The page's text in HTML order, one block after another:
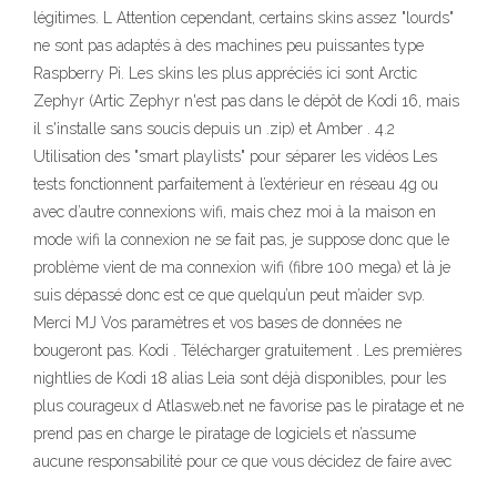
légitimes. L Attention cependant, certains skins assez "lourds"
ne sont pas adaptés à des machines peu puissantes type
Raspberry Pi. Les skins les plus appréciés ici sont Arctic
Zephyr (Artic Zephyr n'est pas dans le dépôt de Kodi 16, mais
il s'installe sans soucis depuis un .zip) et Amber . 4.2
Utilisation des "smart playlists" pour séparer les vidéos Les
tests fonctionnent parfaitement à l’extérieur en réseau 4g ou
avec d’autre connexions wifi, mais chez moi à la maison en
mode wifi la connexion ne se fait pas, je suppose donc que le
problème vient de ma connexion wifi (fibre 100 mega) et là je
suis dépassé donc est ce que quelqu’un peut m’aider svp.
Merci MJ Vos paramètres et vos bases de données ne
bougeront pas. Kodi . Télécharger gratuitement . Les premières
nightlies de Kodi 18 alias Leia sont déjà disponibles, pour les
plus courageux d Atlasweb.net ne favorise pas le piratage et ne
prend pas en charge le piratage de logiciels et n’assume
aucune responsabilité pour ce que vous décidez de faire avec